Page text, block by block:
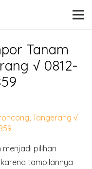
Tanam
√ 0812-
Tangerang √
pilihan
tampilannya